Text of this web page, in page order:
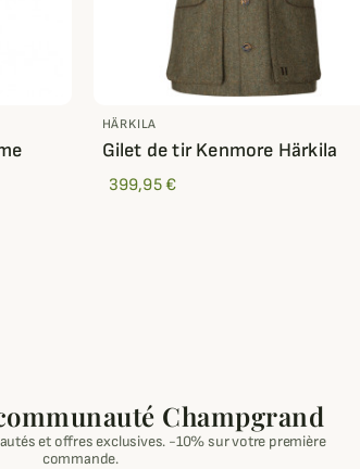
HÄRKILA
Gilet de tir Kenmore Härkila
399,95 €
Champgrand
et offres exclusives. -10% sur votre première
commande.